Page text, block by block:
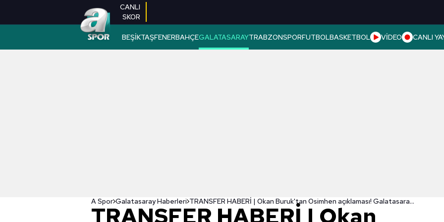
CANLI
SKOR
BEŞİKTAŞFENERBAHÇEGALATASARAYTRABZONSPORFUTBOLBASKETBOL VİDEO CANLI
A Spor Galatasaray Haberleri TRANSFER HABERİ | Okan Buruk'tan Osimhen açıklaması! Galatasaray'da kalacak mı?
TRANSFER HABERİ | Okan